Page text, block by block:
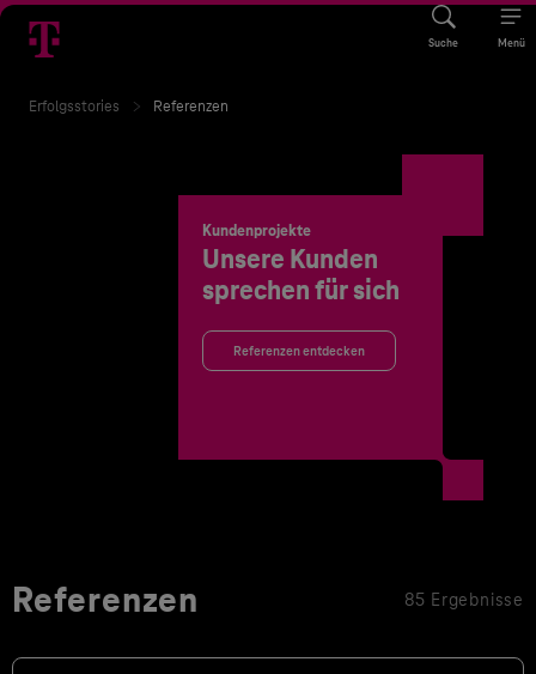
Suche Menü
Erfolgsstories Referenzen
Kundenprojekte
Unsere Kunden
sprechen für sich
Referenzen entdecken
Referenzen 85 Ergebnisse